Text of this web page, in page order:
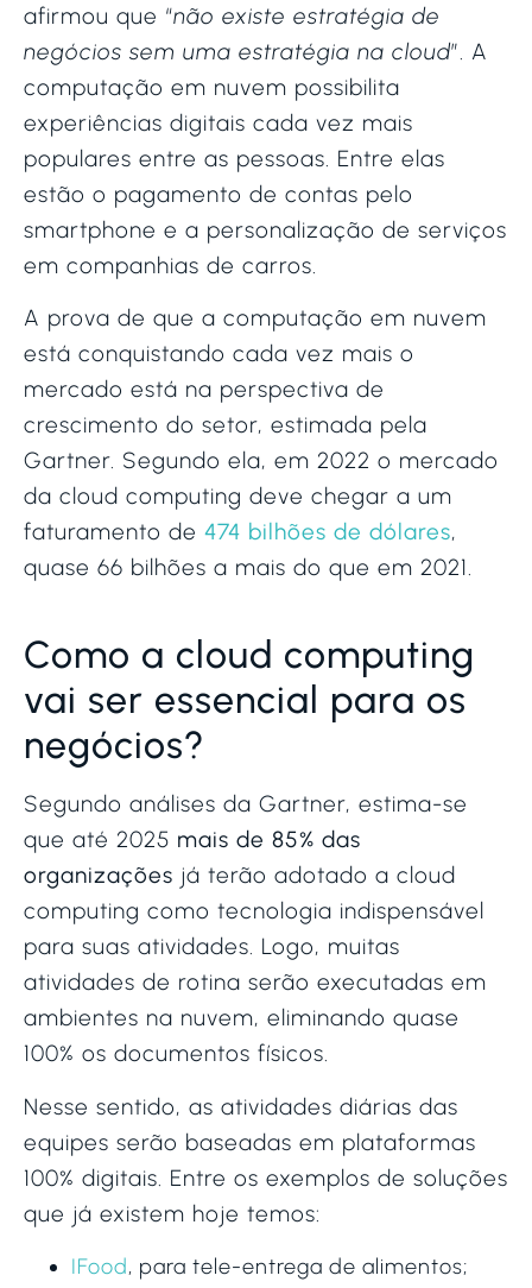
afirmou que “não existe estratégia de
negócios sem uma estratégia na cloud”. A
computação em nuvem possibilita
experiências digitais cada vez mais
populares entre as pessoas. Entre elas
estão o pagamento de contas pelo
smartphone e a personalização de serviços
em companhias de carros.
A prova de que a computação em nuvem
está conquistando cada vez mais o
mercado está na perspectiva de
crescimento do setor, estimada pela
Gartner. Segundo ela, em 2022 o mercado
da cloud computing deve chegar a um
faturamento de 474 bilhões de dólares,
quase 66 bilhões a mais do que em 2021.
Como a cloud computing
vai ser essencial para os
negócios?
Segundo análises da Gartner, estima-se
que até 2025 mais de 85% das
organizações já terão adotado a cloud
computing como tecnologia indispensável
para suas atividades. Logo, muitas
atividades de rotina serão executadas em
ambientes na nuvem, eliminando quase
100% os documentos físicos.
Nesse sentido, as atividades diárias das
equipes serão baseadas em plataformas
100% digitais. Entre os exemplos de soluções
que já existem hoje temos:
IFood, para tele-entrega de alimentos;